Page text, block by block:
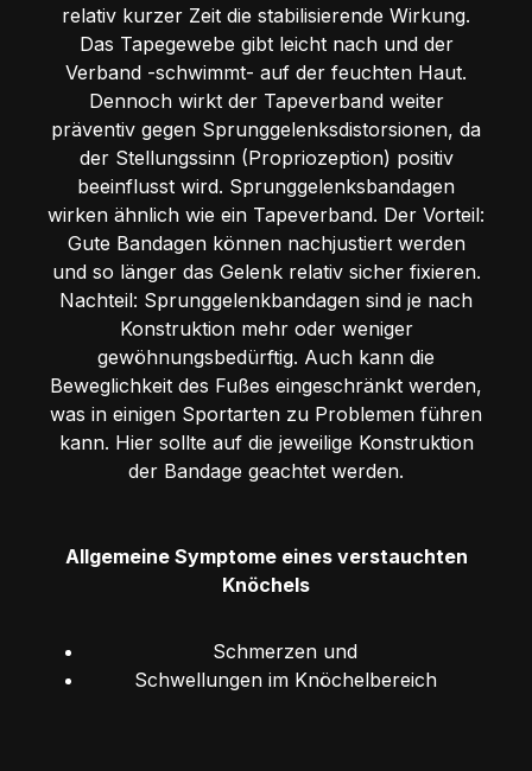
relativ kurzer Zeit die stabilisierende Wirkung.
Das Tapegewebe gibt leicht nach und der
Verband -schwimmt- auf der feuchten Haut.
Dennoch wirkt der Tapeverband weiter
präventiv gegen Sprunggelenksdistorsionen, da
der Stellungssinn (Propriozeption) positiv
beeinflusst wird. Sprunggelenksbandagen
wirken ähnlich wie ein Tapeverband. Der Vorteil:
Gute Bandagen können nachjustiert werden
und so länger das Gelenk relativ sicher fixieren.
Nachteil: Sprunggelenkbandagen sind je nach
Konstruktion mehr oder weniger
gewöhnungsbedürftig. Auch kann die
Beweglichkeit des Fußes eingeschränkt werden,
was in einigen Sportarten zu Problemen führen
kann. Hier sollte auf die jeweilige Konstruktion
der Bandage geachtet werden.
Allgemeine Symptome eines verstauchten
Knöchels
Schmerzen und
Schwellungen im Knöchelbereich